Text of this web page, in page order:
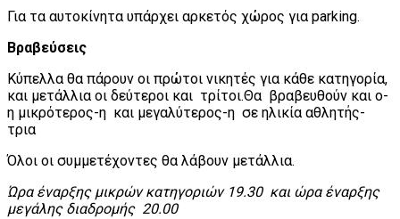
Για τα αυτοκίνητα υπάρχει αρκετός χώρος για parking.
Βραβεύσεις
Κύπελλα θα πάρουν οι πρώτοι νικητές για κάθε κατηγορία,
και μετάλλια οι δεύτεροι και τρίτοι.Θα βραβευθούν και ο-
η μικρότερος-η και μεγαλύτερος-η σε ηλικία αθλητής-
τρια
Όλοι οι συμμετέχοντες θα λάβουν μετάλλια.
Ώρα έναρξης μικρών κατηγοριών 19.30 και ώρα έναρξης
μεγάλης διαδρομής 20.00